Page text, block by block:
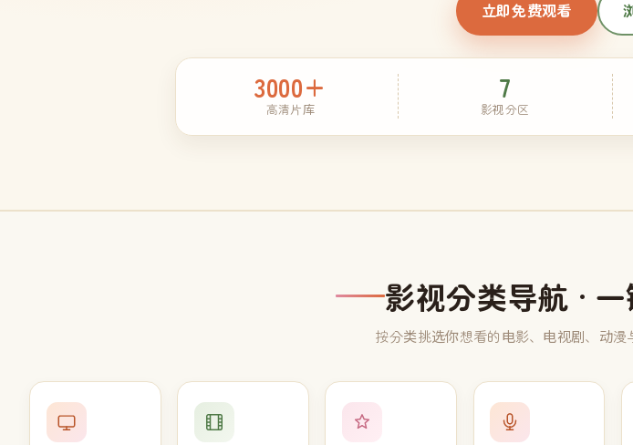
立即免费观看
3000+
高清片库
7
影视分区
影视分类导航 ·
按分类挑选你想看的电影、电视剧、动